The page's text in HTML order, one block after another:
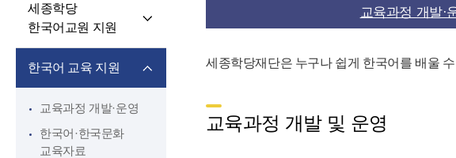
세종학당 신규 지정
세종학당 운영 지원
세종학당
한국어교원 지원
한국어교원의 직무와
핵심 역량
교원 전문성 강화
파견교원 지원
한국어 교육 지원
교육과정 개발·운영
한국어·한국문화
교육자료
교육과정 개발·
세종학당재단은 누구나 쉽게 한국어를 배울
교육과정 개발 및 운영